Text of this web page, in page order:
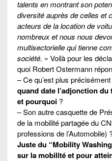
talents en montrant son
diversité auprès de celles et
acteurs de la location de
nombreux et nous nous
multisectorielle qui tienne
société. » Voilà pour les
quoi Robert Ostermann
– Ce qu’est plus précisément
quand date l’adjonction
et pourquoi ?
– Son autre casquette de
de la mobilité partagée du
professions de l’Automobile)
Juste du “Mobility
sur la mobilité et pour